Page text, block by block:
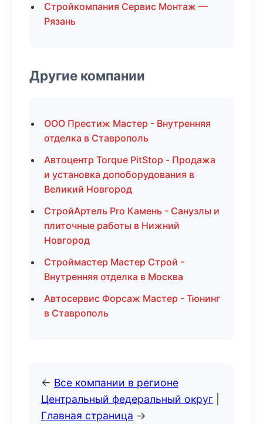
Стройкомпания Сервис Монтаж —
Рязань
Другие компании
ООО Престиж Мастер - Внутренняя
отделка в Ставрополь
Автоцентр Torque PitStop - Продажа
и установка допоборудования в
Великий Новгород
СтройАртель Pro Камень - Санузлы и
плиточные работы в Нижний
Новгород
Строймастер Мастер Строй -
Внутренняя отделка в Москва
Автосервис Форсаж Мастер - Тюнинг
в Ставрополь
← Все компании в регионе
Центральный федеральный округ
Главная страница →